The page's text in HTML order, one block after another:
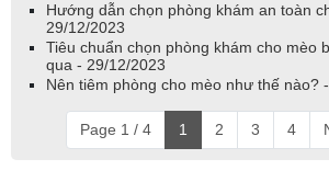
Hướng dẫn chọn phòng khám an toàn
29/12/2023
Tiêu chuẩn chọn phòng khám cho mèo
qua - 29/12/2023
Nên tiêm phòng cho mèo như thế nào?
Page 1 / 4 1 2 3 4